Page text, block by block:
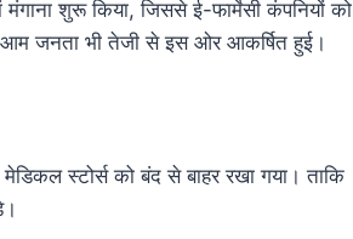
शुरू किया, जिससे ई-फार्मेसी कंपनियों को
से आम जनता भी तेजी से इस ओर आकर्षित हुई।
स्टोर्स को बंद से बाहर रखा गया। ताकि